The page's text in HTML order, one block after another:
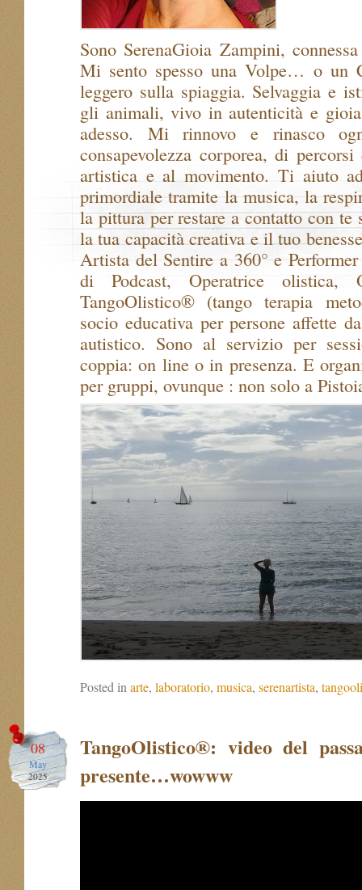
Sono SerenaGioia Zampini,
Mi sento spesso una Volpe… o un
leggero sulla spiaggia. Selvaggia e
gli animali, vivo in autenticità e
adesso. Mi rinnovo e rinasco
consapevolezza corporea, di percorsi
artistica e al movimento. Ti aiuto
primordiale tramite la musica, la
la pittura per restare a contatto con te
la tua capacità creativa e il tuo
Artista del Sentire a 360° e
di Podcast, Operatrice olistica,
TangoOlistico® (tango terapia
socio educativa per persone affette
autistico. Sono al servizio per
coppia: on line o in presenza. E
per gruppi, ovunque : non solo a
Posted in arte, laboratorio, musica, serenartista,
08
May
2025
TangoOlistico®: video del
presente…wowww